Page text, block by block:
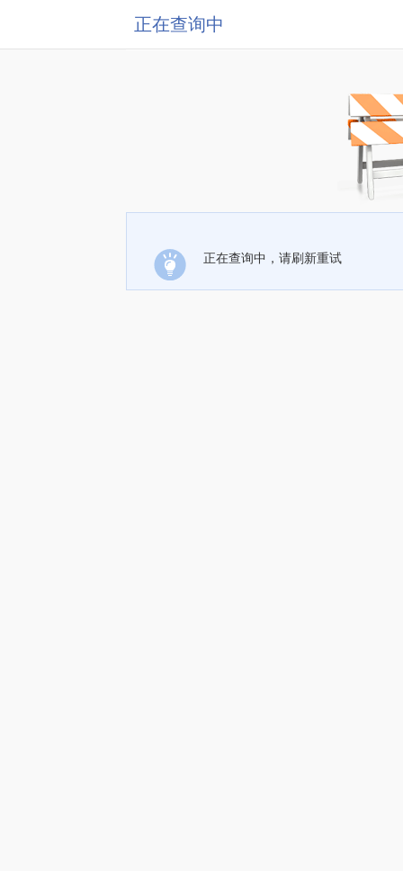
正在查询中
正在查询中，请刷新重试